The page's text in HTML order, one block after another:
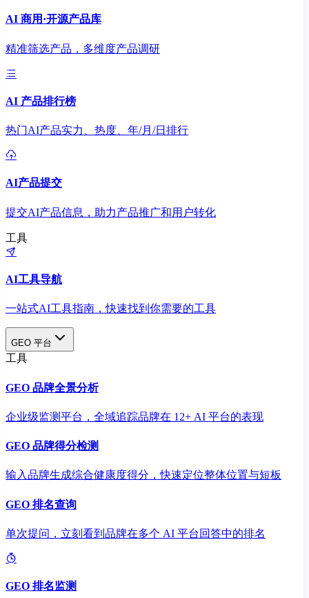
AI 商用·开源产品库
精准筛选产品，多维度产品调研
AI 产品排行榜
热门AI产品实力、热度、年/月/日排行
AI产品提交
提交AI产品信息，助力产品推广和用户转化
工具
AI工具导航
一站式AI工具指南，快速找到你需要的工具
GEO 平台
工具
GEO 品牌全景分析
企业级监测平台，全域追踪品牌在 12+ AI 平台的表现
GEO 品牌得分检测
输入品牌生成综合健康度得分，快速定位整体位置与短板
GEO 排名查询
单次提问，立刻看到品牌在多个 AI 平台回答中的排名
GEO 排名监测